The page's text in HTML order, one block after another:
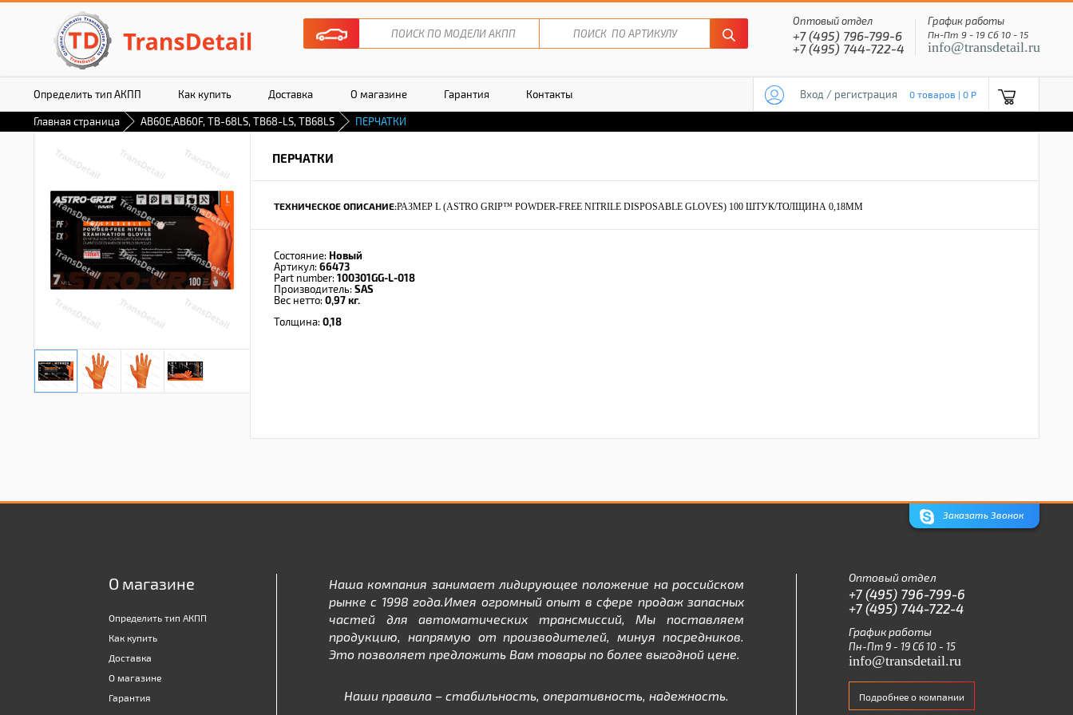
Оптовый отдел
+7 (495) 796-799-6
+7 (495) 744-722-4
График работы
Пн-Пт 9 - 19 Сб 10 - 15
info@transdetail.ru
Определить тип АКПП Как купить Доставка О магазине Гарантия Контакты Вход / регистрация 0 товаров | 0 P
Главная страница AB60E,AB60F, TB-68LS, TB68-LS, TB68LS ПЕРЧАТКИ
ПЕРЧАТКИ
ТЕХНИЧЕСКОЕ ОПИСАНИЕ:РАЗМЕР L (ASTRO GRIP™ POWDER-FREE NITRILE DISPOSABLE GLOVES) 100 ШТУК/ТОЛЩИНА 0,18MM
Состояние: Новый
Артикул: 66473
Part number: 100301GG-L-018
Производитель: SAS
Вес нетто: 0,97 кг.
Толщина: 0,18
Заказать Звонок
О магазине
Определить тип АКПП
Как купить
Доставка
О магазине
Гарантия
Наша компания занимает лидирующее положение на российском
рынке с 1998 года.Имея огромный опыт в сфере продаж запасных
частей для автоматических трансмиссий, Мы поставляем
продукцию, напрямую от производителей, минуя посредников.
Это позволяет предложить Вам товары по более выгодной цене.
Наши правила – стабильность, оперативность, надежность.
Оптовый отдел
+7 (495) 796-799-6
+7 (495) 744-722-4
График работы
Пн-Пт 9 - 19 Сб 10 - 15
info@transdetail.ru
Подробнее о компании